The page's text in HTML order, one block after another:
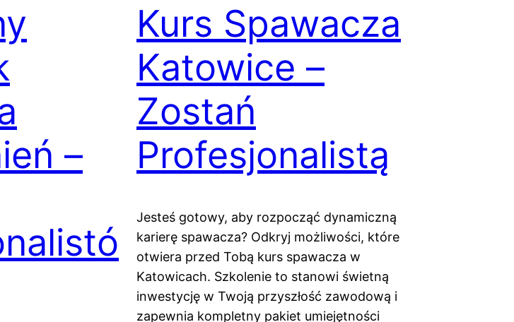
–
Kurs Spawacza
Katowice –
Zostań
Profesjonalistą
Jesteś gotowy, aby rozpocząć dynamiczną
karierę spawacza? Odkryj możliwości, które
otwiera przed Tobą kurs spawacza w
Katowicach. Szkolenie to stanowi świetną
inwestycję w Twoją przyszłość zawodową i
zapewnia kompletny pakiet umiejętności